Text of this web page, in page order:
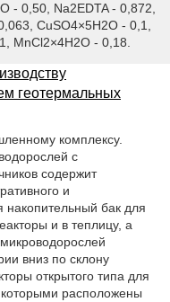
- 0,50, Na2EDTA - 0,872,
CuSO4×5H2O - 0,1,
MnCl2×4H2O - 0,18.
геотермальных
комплексу.
с
содержит
и
бак для
и в теплицу, а
вниз по склону
открытого типа для
расположены